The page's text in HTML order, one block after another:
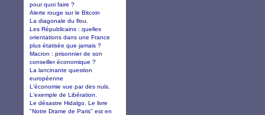
pour quoi faire ?
Alerte rouge sur le Bitcoin
La diagonale du flou.
Les Républicains : quelles
orientations dans une France
plus étatisée que jamais ?
Macron : prisonnier de son
conseiller économique ?
La lancinante question
européenne
L'économie vue par des nuls.
L'exemple de Libération.
Le désastre Hidalgo. Le livre
"Notre Drame de Paris" est en